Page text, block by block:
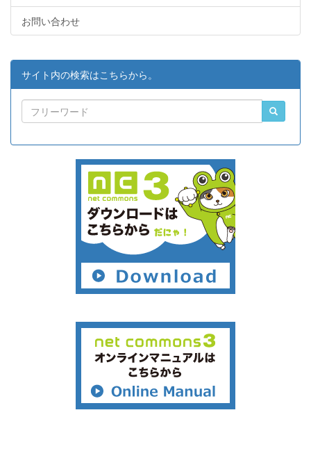
お問い合わせ
サイト内の検索はこちらから。